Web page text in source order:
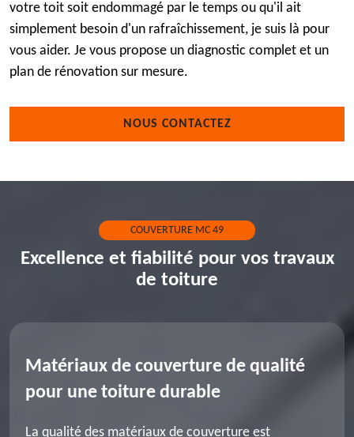
votre toit soit endommagé par le temps ou qu'il ait
simplement besoin d'un rafraîchissement, je suis là pour
vous aider. Je vous propose un diagnostic complet et un
plan de rénovation sur mesure.
NOUS CONTACTEZ
COUVERTURE MC 49
Excellence et fiabilité pour vos travaux
de toiture
Matériaux de couverture de qualité
pour une toiture durable
La qualité des matériaux de couverture est